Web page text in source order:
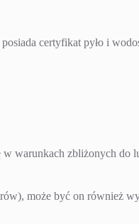
certyfikat pyło i
warunkach zbliżonych
może być on również